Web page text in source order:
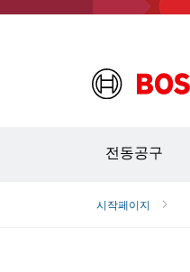
전동공구
시작페이지